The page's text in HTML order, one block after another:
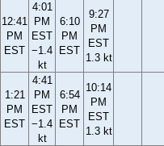
12:41
PM
EST
4:01
PM
EST
−1.4
kt
6:10
PM
EST
9:27
PM
EST
1.3 kt
1:21
PM
EST
4:41
PM
EST
−1.4
kt
6:54
PM
EST
10:14
PM
EST
1.3 kt